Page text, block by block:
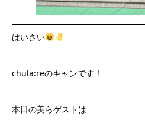
はいさい
chula:reのキャンです！
本日の美らゲストは